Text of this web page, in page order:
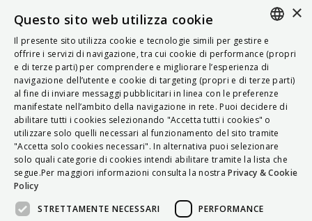
ITALIAN
ENGLISH
FRENCH
HUNGARIAN
DEUTSCH
POLSKI
PORTUGUÊS
×
Questo sito web utilizza cookie
Il presente sito utilizza cookie e tecnologie simili per gestire e
offrire i servizi di navigazione, tra cui cookie di performance (propri
e di terze parti) per comprendere e migliorare l’esperienza di
navigazione dell’utente e cookie di targeting (propri e di terze parti)
al fine di inviare messaggi pubblicitari in linea con le preferenze
manifestate nell’ambito della navigazione in rete. Puoi decidere di
abilitare tutti i cookies selezionando "Accetta tutti i cookies" o
utilizzare solo quelli necessari al funzionamento del sito tramite
"Accetta solo cookies necessari". In alternativa puoi selezionare
solo quali categorie di cookies intendi abilitare tramite la lista che
segue.Per maggiori informazioni consulta la nostra Privacy & Cookie
Policy
STRETTAMENTE NECESSARI
PERFORMANCE